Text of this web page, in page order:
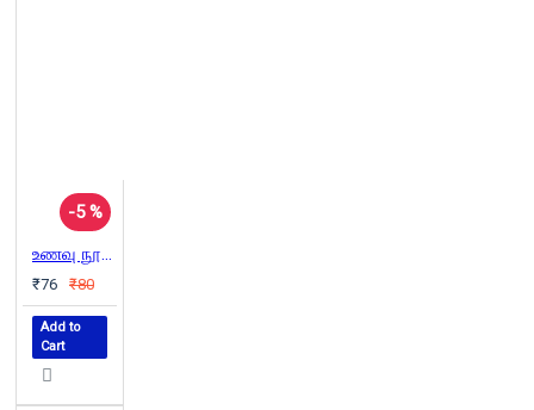
-5 %
உணவு நூல் - மயிலை சீனி.வேங்கடசாமி
₹76 ₹80
Add to
Cart